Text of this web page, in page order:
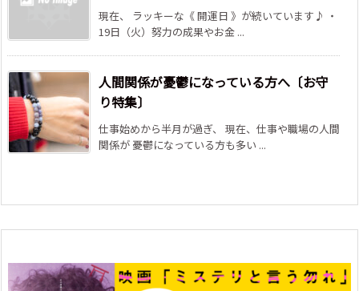
現在、 ラッキーな《 開運日 》が続いています♪ ・
19日（火）努力の成果やお金 ...
人間関係が憂鬱になっている方へ〔お守
り特集〕
仕事始めから半月が過ぎ、 現在、仕事や職場の人間
関係が 憂鬱になっている方も多い ...